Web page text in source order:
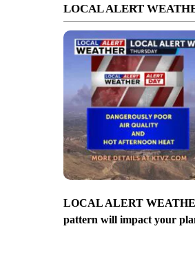
LOCAL ALERT
LOCAL ALERT
pattern will impact your